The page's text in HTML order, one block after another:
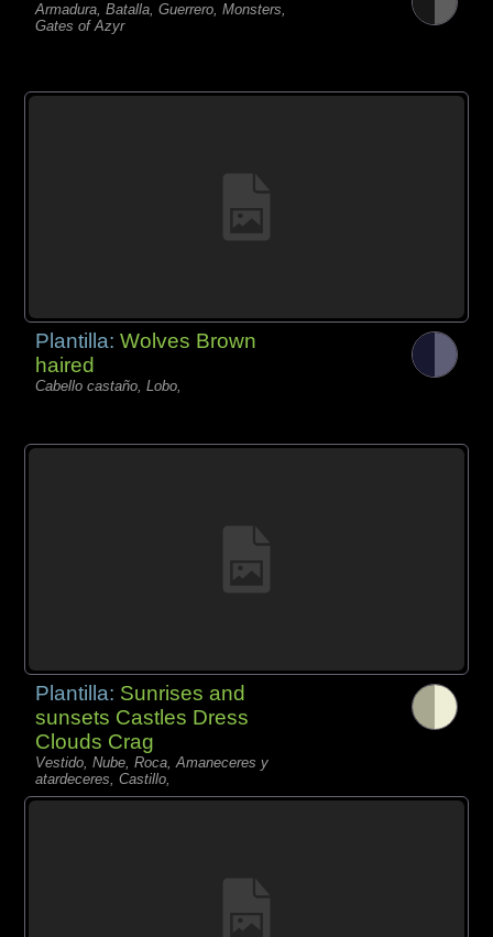
Armadura, Batalla, Guerrero, Monsters,
Gates of Azyr
Plantilla:Wolves Brown
haired
Cabello castaño, Lobo,
Plantilla: Sunrises and
sunsets Castles Dress
Clouds Crag
Vestido, Nube, Roca, Amaneceres y
atardeceres, Castillo,